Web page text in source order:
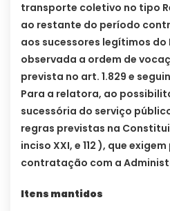
transporte coletivo no tipo
ao restante do período
aos sucessores legítimos do
observada a ordem de
prevista no art. 1.829 e
Para a relatora, ao
sucessória do serviço
regras previstas na
inciso XXI, e 112 ), que
contratação com a
Itens mantidos